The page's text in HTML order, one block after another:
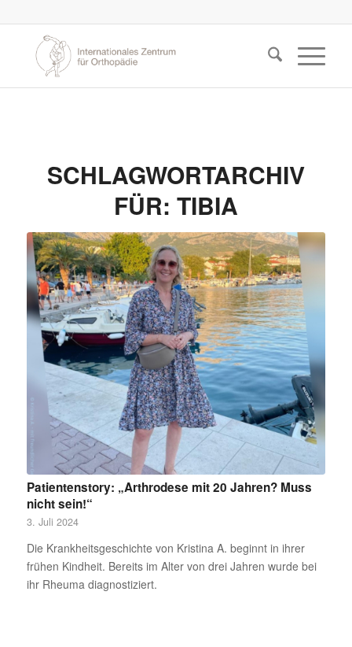
SCHLAGWORTARCHIV
FÜR: TIBIA
Patientenstory: „Arthrodese mit 20 Jahren? Muss
nicht sein!“
3. Juli 2024
Die Krankheitsgeschichte von Kristina A. beginnt in ihrer
frühen Kindheit. Bereits im Alter von drei Jahren wurde bei
ihr Rheuma diagnostiziert.